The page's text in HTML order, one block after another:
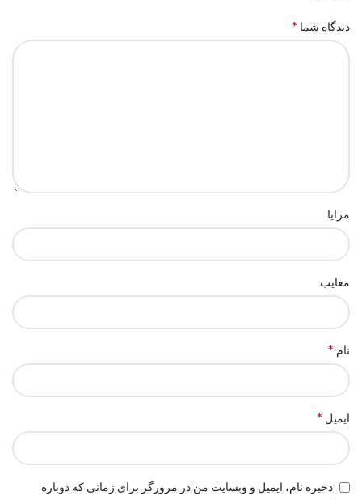
دیدگاه شما *
مزایا
معایب
نام *
ایمیل *
ذخیره نام، ایمیل و وبسایت من در مرورگر برای زمانی که دوباره